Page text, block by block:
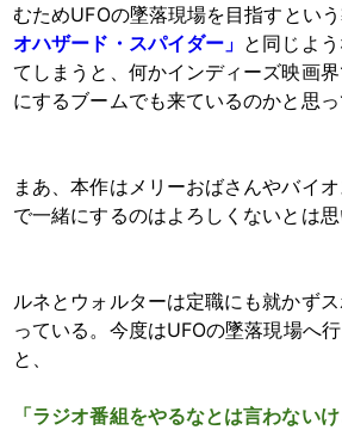
むためUFOの墜落現場を目指すとい
オハザード・スパイダー」 と同じよ
てしまうと、何かインディーズ映画
にするブームでも来ているのかと思っ
まあ、本作はメリーおばさんやバイ
で一緒にするのはよろしくないとは思
ルネとウォルターは定職にも就かず
っている。今度はUFOの墜落現場へ
と、
「ラジオ番組をやるなとは言わない